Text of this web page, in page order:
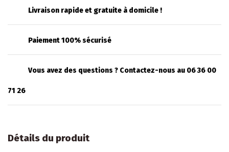
Livraison rapide et gratuite à domicile !
Paiement 100% sécurisé
Vous avez des questions ? Contactez-nous au 06 36 00
71 26
Détails du produit